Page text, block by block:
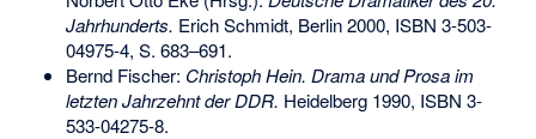
Jahrhunderts. Erich Schmidt, Berlin 2000, ISBN 3-503-
04975-4, S. 683–691.
Bernd Fischer: Christoph Hein. Drama und Prosa im
letzten Jahrzehnt der DDR. Heidelberg 1990, ISBN 3-
533-04275-8.